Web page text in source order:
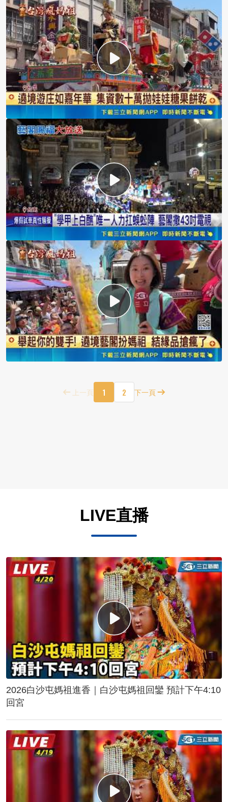
上一頁 1 2 下一頁
LIVE直播
2026白沙屯媽祖進香｜白沙屯媽祖回鑾 預計下午4:10
回宮